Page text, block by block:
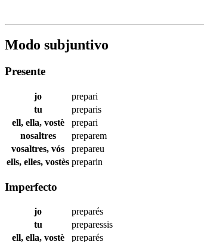
Modo subjuntivo
Presente
jo
prepari
tu
preparis
ell, ella, vostè
prepari
nosaltres
preparem
vosaltres, vós
prepareu
ells, elles, vostès preparin
Imperfecto
jo
preparés
tu
preparessis
ell, ella, vostè
preparés